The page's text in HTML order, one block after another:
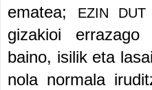
ematea;
EZIN DUT
gizakioi
baino, isilik eta
nola normala